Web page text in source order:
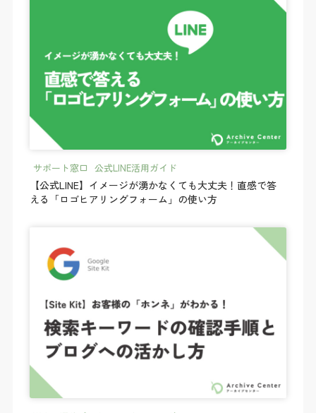
サポート窓口 _公式LINE活用ガイド
【公式LINE】イメージが湧かなくても大丈夫！直感で答
える「ロゴヒアリングフォーム」の使い方